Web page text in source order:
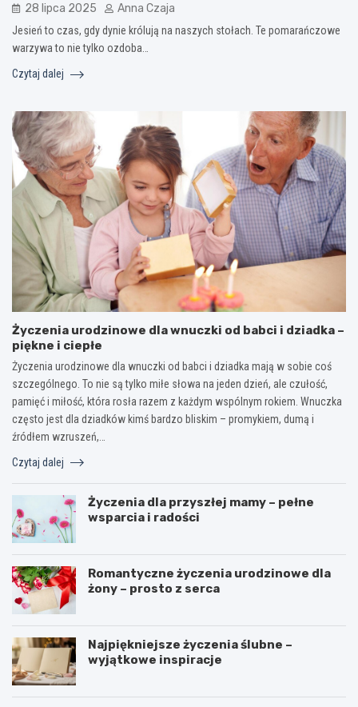
28 lipca 2025 Anna Czaja
Jesień to czas, gdy dynie królują na naszych stołach. Te pomarańczowe
warzywa to nie tylko ozdoba…
Czytaj dalej
Życzenia urodzinowe dla wnuczki od babci i dziadka –
piękne i ciepłe
Życzenia urodzinowe dla wnuczki od babci i dziadka mają w sobie coś
szczególnego. To nie są tylko miłe słowa na jeden dzień, ale czułość,
pamięć i miłość, która rosła razem z każdym wspólnym rokiem. Wnuczka
często jest dla dziadków kimś bardzo bliskim – promykiem, dumą i
źródłem wzruszeń,…
Czytaj dalej
Życzenia dla przyszłej mamy – pełne
wsparcia i radości
Romantyczne życzenia urodzinowe dla
żony – prosto z serca
Najpiękniejsze życzenia ślubne –
wyjątkowe inspiracje